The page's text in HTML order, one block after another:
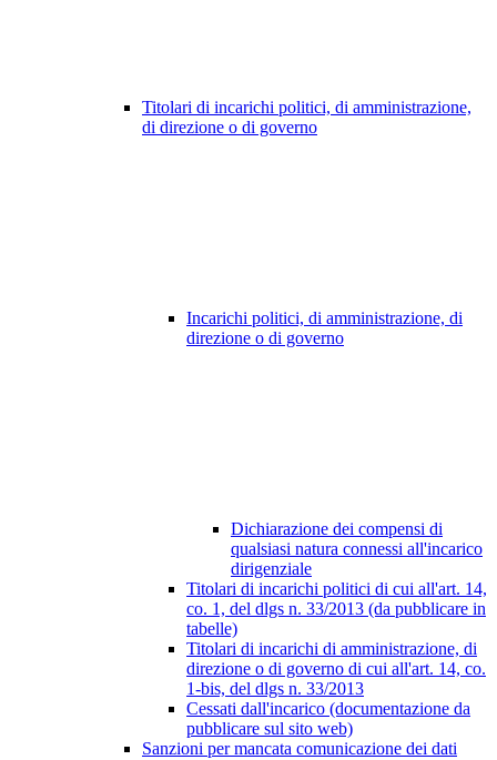
Titolari di incarichi politici, di amministrazione,
di direzione o di governo
Incarichi politici, di amministrazione, di
direzione o di governo
Dichiarazione dei compensi di
qualsiasi natura connessi all'incarico
dirigenziale
Titolari di incarichi politici di cui all'art. 14,
co. 1, del dlgs n. 33/2013 (da pubblicare in
tabelle)
Titolari di incarichi di amministrazione, di
direzione o di governo di cui all'art. 14, co.
1-bis, del dlgs n. 33/2013
Cessati dall'incarico (documentazione da
pubblicare sul sito web)
Sanzioni per mancata comunicazione dei dati